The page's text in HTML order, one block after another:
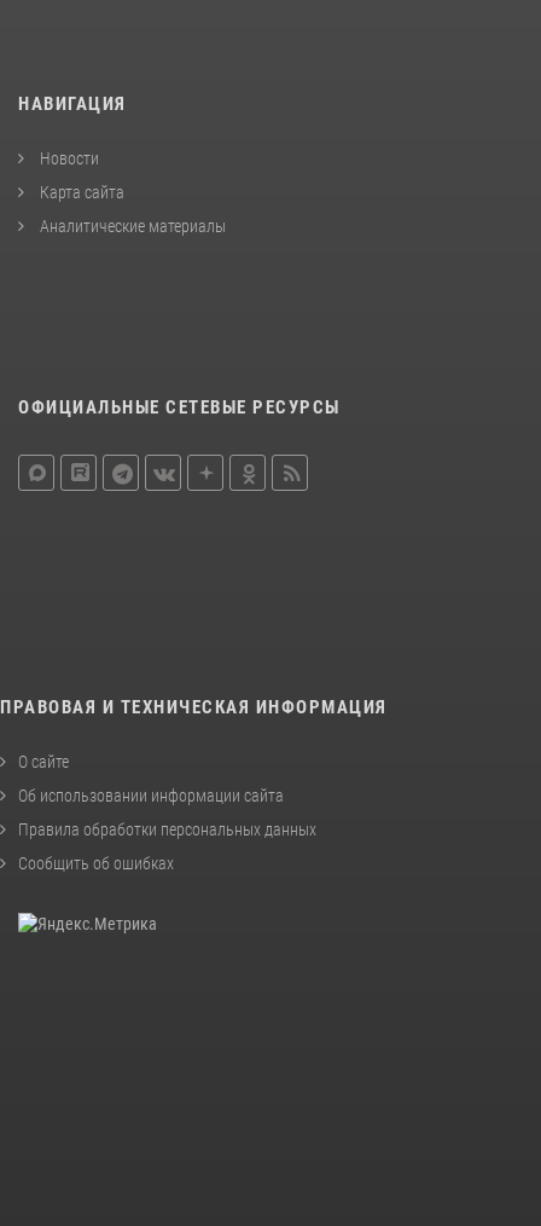
НАВИГАЦИЯ
Новости
Карта сайта
Аналитические материалы
ОФИЦИАЛЬНЫЕ СЕТЕВЫЕ РЕСУРСЫ
ПРАВОВАЯ И ТЕХНИЧЕСКАЯ ИНФОРМАЦИЯ
О сайте
Об использовании информации сайта
Правила обработки персональных данных
Сообщить об ошибках